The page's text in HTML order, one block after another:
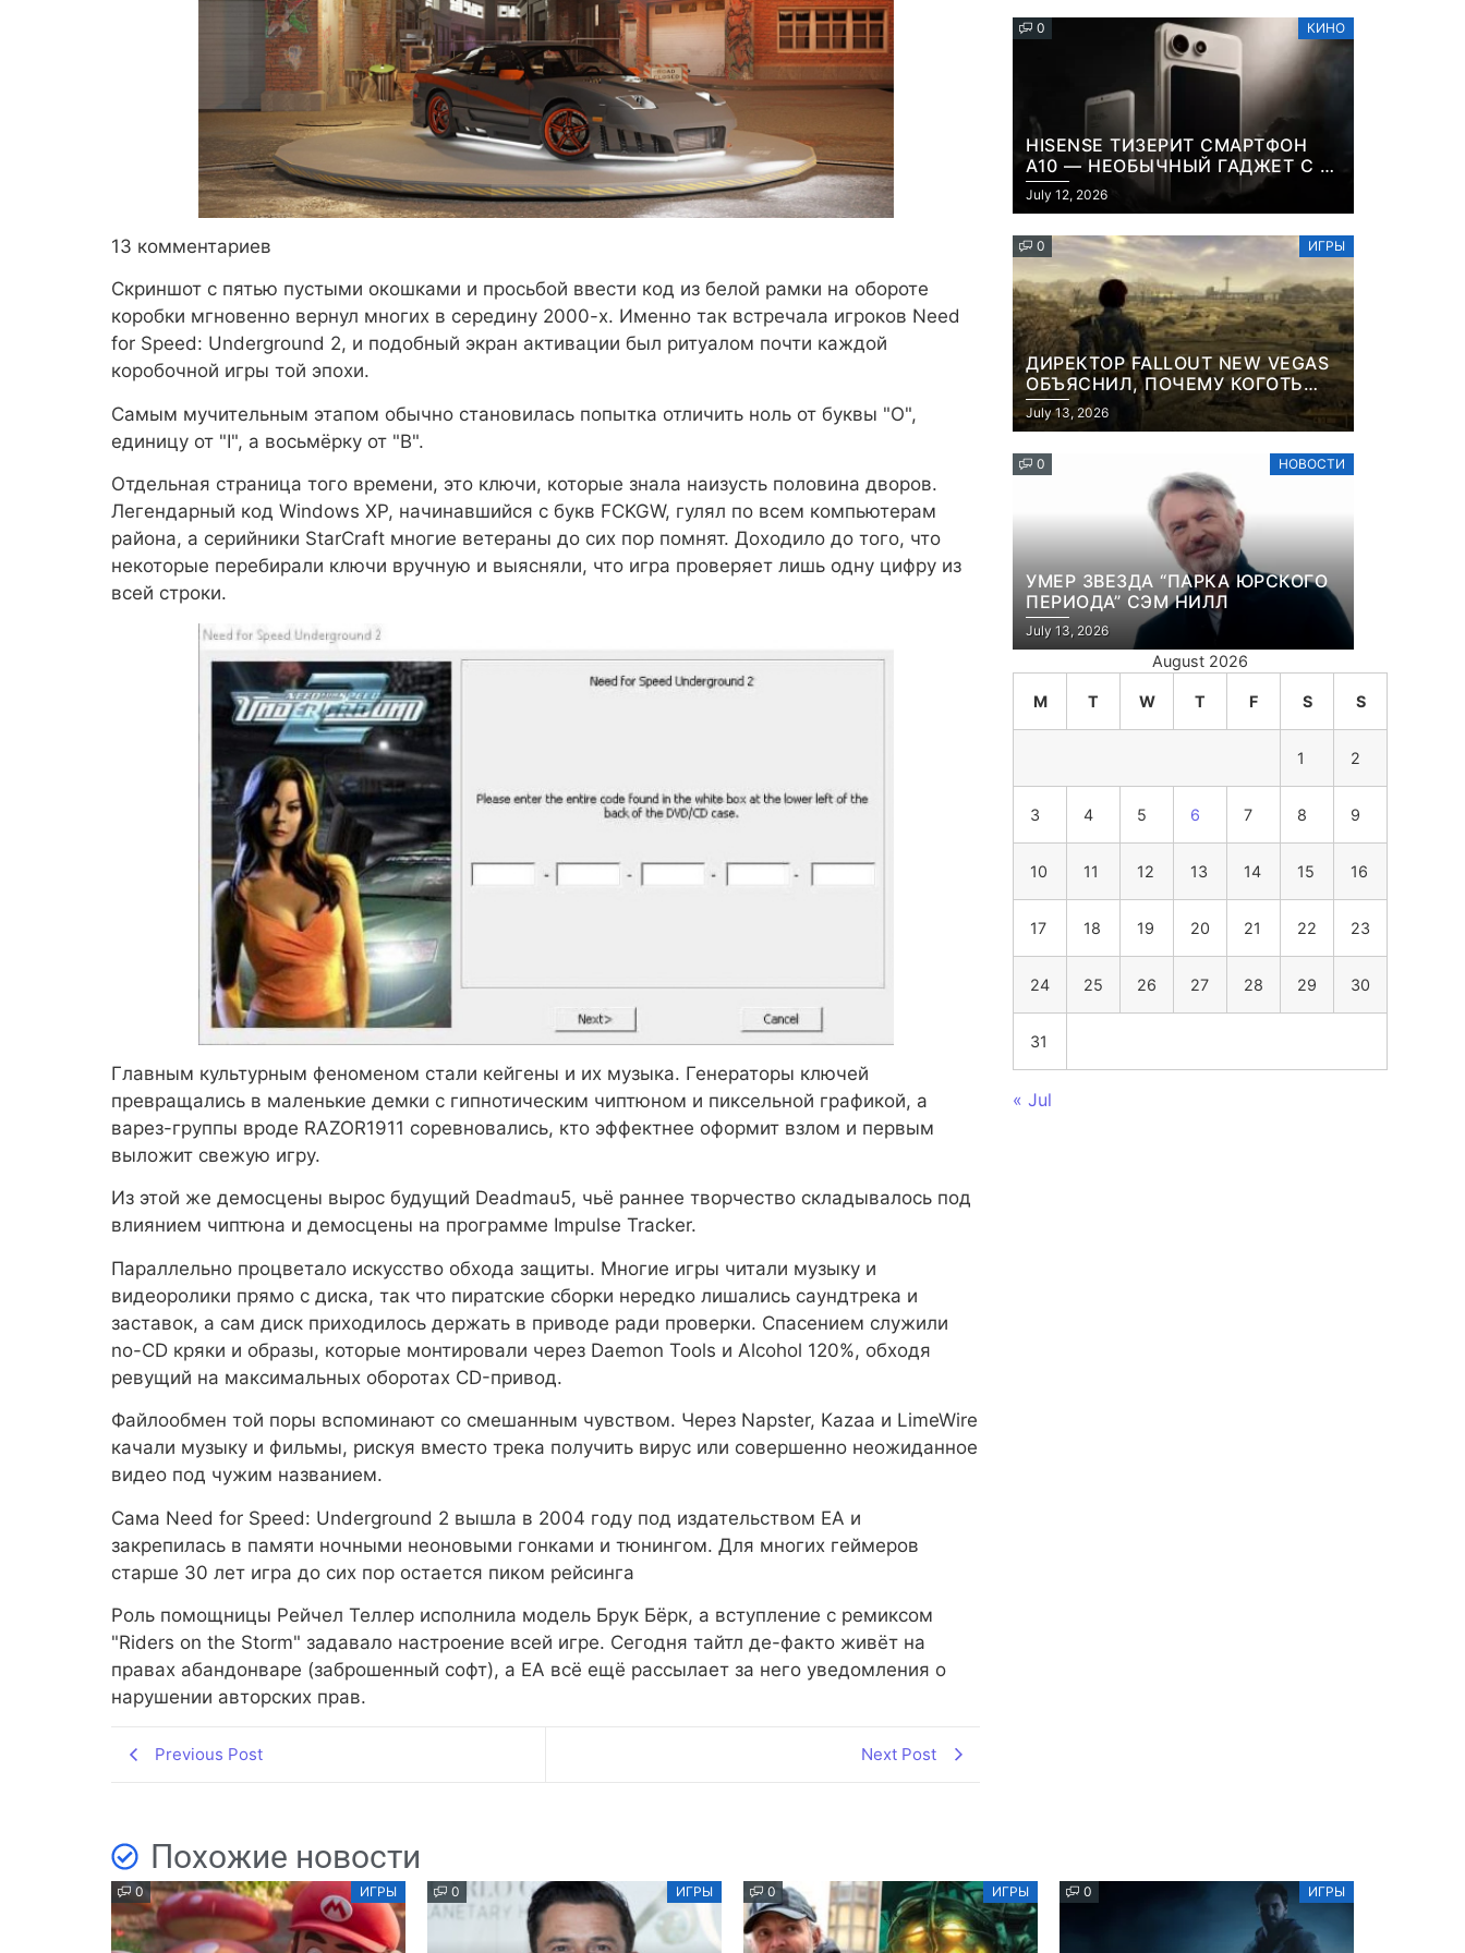
13 комментариев
Скриншот с пятью пустыми окошками и просьбой ввести код из белой рамки на обороте
коробки мгновенно вернул многих в середину 2000-х. Именно так встречала игроков Need
for Speed: Underground 2, и подобный экран активации был ритуалом почти каждой
коробочной игры той эпохи.
Самым мучительным этапом обычно становилась попытка отличить ноль от буквы "O",
единицу от "I", а восьмёрку от "B".
Отдельная страница того времени, это ключи, которые знала наизусть половина дворов.
Легендарный код Windows XP, начинавшийся с букв FCKGW, гулял по всем компьютерам
района, а серийники StarCraft многие ветераны до сих пор помнят. Доходило до того, что
некоторые перебирали ключи вручную и выясняли, что игра проверяет лишь одну цифру из
всей строки.
Главным культурным феноменом стали кейгены и их музыка. Генераторы ключей
превращались в маленькие демки с гипнотическим чиптюном и пиксельной графикой, а
варез-группы вроде RAZOR1911 соревновались, кто эффектнее оформит взлом и первым
выложит свежую игру.
Из этой же демосцены вырос будущий Deadmau5, чьё раннее творчество складывалось под
влиянием чиптюна и демосцены на программе Impulse Tracker.
Параллельно процветало искусство обхода защиты. Многие игры читали музыку и
видеоролики прямо с диска, так что пиратские сборки нередко лишались саундтрека и
заставок, а сам диск приходилось держать в приводе ради проверки. Спасением служили
no-CD кряки и образы, которые монтировали через Daemon Tools и Alcohol 120%, обходя
ревущий на максимальных оборотах CD-привод.
Файлообмен той поры вспоминают со смешанным чувством. Через Napster, Kazaa и LimeWire
качали музыку и фильмы, рискуя вместо трека получить вирус или совершенно неожиданное
видео под чужим названием.
Сама Need for Speed: Underground 2 вышла в 2004 году под издательством EA и
закрепилась в памяти ночными неоновыми гонками и тюнингом. Для многих геймеров
старше 30 лет игра до сих пор остается пиком рейсинга
Роль помощницы Рейчел Теллер исполнила модель Брук Бёрк, а вступление с ремиксом
"Riders on the Storm" задавало настроение всей игре. Сегодня тайтл де-факто живёт на
правах абандонваре (заброшенный софт), а EA всё ещё рассылает за него уведомления о
нарушении авторских прав.
Previous Post Next Post
0 КИНО
HISENSE ТИЗЕРИТ СМАРТФОН
A10 — НЕОБЫЧНЫЙ ГАДЖЕТ С E-
INK-ЭКРАНОМ И СЪЕМНОЙ LCD-
ПАНЕЛЬЮ ДЛЯ ЦВЕТНОГО
July 12, 2026
0 ИГРЫ
ДИРЕКТОР FALLOUT NEW VEGAS
ОБЪЯСНИЛ, ПОЧЕМУ КОГОТЬ
СМЕРТИ У КАРЬЕРА НАМЕРЕННО
СНОСИТ ВАМ ГОЛОВУ
July 13, 2026
0 НОВОСТИ
УМЕР ЗВЕЗДА “ПАРКА ЮРСКОГО
ПЕРИОДА” СЭМ НИЛЛ
July 13, 2026
August 2026
M T W T F S S
1 2
3 4 5 6 7 8 9
10 11 12 13 14 15 16
17 18 19 20 21 22 23
24 25 26 27 28 29 30
31
« Jul
Похожие новости
0 ИГРЫ 0 ИГРЫ 0 ИГРЫ 0 ИГРЫ